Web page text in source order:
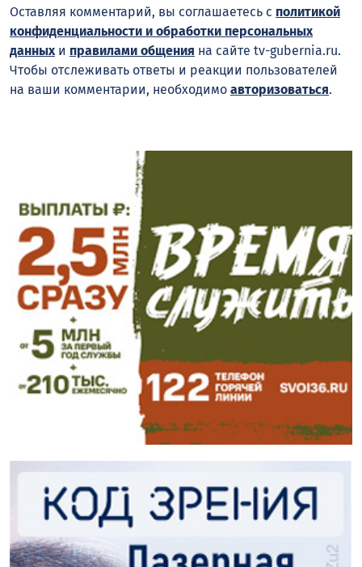
Оставляя комментарий, вы соглашаетесь с политикой
конфиденциальности и обработки персональных
данныхи правилами общения на сайте tv-gubernia.ru.
Чтобы отслеживать ответы и реакции пользователей
на ваши комментарии, необходимо авторизоваться.